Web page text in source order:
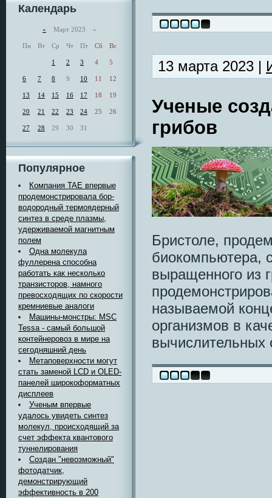
Календарь
« Март 2023 »
Пн Вт Ср Чт Пт Сб Вс
1 2 3 4 5
6 7 8 9 10 11 12
13 14 15 16 17 18 19
20 21 22 23 24 25 26
27 28 29 30 31
Популярное
Компания TAE впервые
продемонстрировала бор-
водородный термоядерный
синтез в среде плазмы,
удерживаемой магнитным
полем
Одна молекула
фуллерена способна
работать как несколько
транзисторов, намного
превосходящих по скорости
кремниевые аналоги
Машины-монстры: MSC
Tessa - самый большой
контейнеровоз в мире на
сегодняшний день
Метаповерхности могут
стать заменой LCD и OLED-
панелей широкоформатных
дисплеев
Ученым впервые
удалось увидеть синтез
молекул, происходящий за
счет эффекта квантового
туннелирования
Создан "невозможный"
фотодатчик,
демонстрирующий
эффективность в 200
13 марта 2023 |
Ученые
грибов
Бристоле,
биокомпьютера,
выращенного из
называемой
организмов в
вычислительных